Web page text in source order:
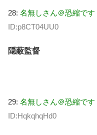
28: 名無しさん＠恐縮です
ID:p8CT04UU0
隠蔽監督
29: 名無しさん＠恐縮です
ID:HqkqhqHd0